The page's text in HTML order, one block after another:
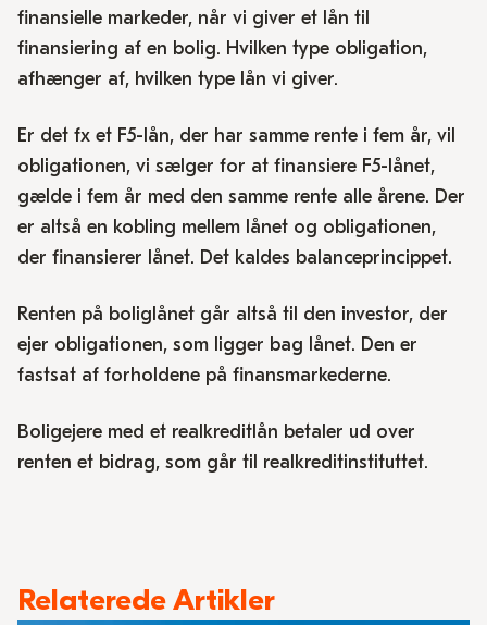
finansielle markeder, når vi giver et lån til
finansiering af en bolig. Hvilken type obligation,
afhænger af, hvilken type lån vi giver.
Er det fx et F5-lån, der har samme rente i fem år, vil
obligationen, vi sælger for at finansiere F5-lånet,
gælde i fem år med den samme rente alle årene. Der
er altså en kobling mellem lånet og obligationen,
der finansierer lånet. Det kaldes balanceprincippet.
Renten på boliglånet går altså til den investor, der
ejer obligationen, som ligger bag lånet. Den er
fastsat af forholdene på finansmarkederne.
Boligejere med et realkreditlån betaler ud over
renten et bidrag, som går til realkreditinstituttet.
Relaterede Artikler